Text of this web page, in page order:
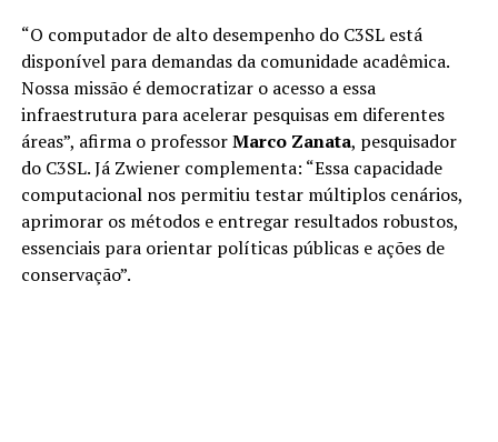
“O computador de alto desempenho do C3SL está
disponível para demandas da comunidade acadêmica.
Nossa missão é democratizar o acesso a essa
infraestrutura para acelerar pesquisas em diferentes
áreas”, afirma o professorMarco Zanata, pesquisador
do C3SL. Já Zwiener complementa: “Essa capacidade
computacional nos permitiu testar múltiplos cenários,
aprimorar os métodos e entregar resultados robustos,
essenciais para orientar políticas públicas e ações de
conservação”.